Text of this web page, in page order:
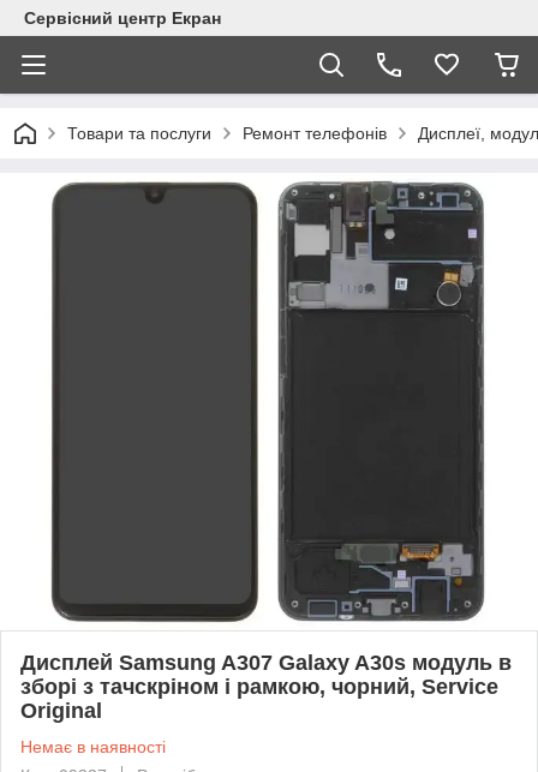
Сервісний центр Екран
Товари та послуги Ремонт телефонів Дисплеї,
Дисплей Samsung A307 Galaxy A30s модуль в
зборі з тачскріном і рамкою, чорний, Service
Original
Немає в наявності